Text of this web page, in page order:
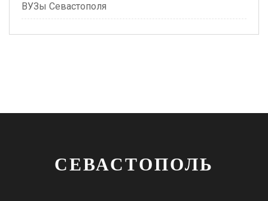
ВУЗы Севастополя
СЕВАСТОПОЛЬ